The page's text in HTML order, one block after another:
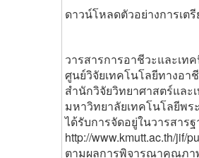
ดาวน์โหลดตัวอย่างการเต
วารสารการอาชีวะและเท
ศูนย์วิจัยเทคโนโลยีทางอา
สำนักวิจัยวิทยาศาสตร์และ
มหาวิทยาลัยเทคโนโลยีพร
ได้รับการจัดอยู่ในวารสาร
http://www.kmutt.ac.th/jif/
ตามผลการพิจารณาคุณภาพ